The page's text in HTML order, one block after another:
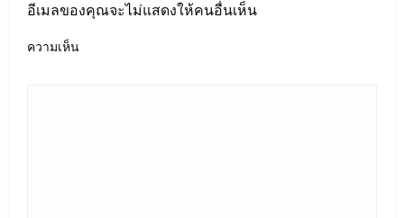
อีเมลของคุณจะไม่แสดงให้คนอื่นเห็น
ความเห็น